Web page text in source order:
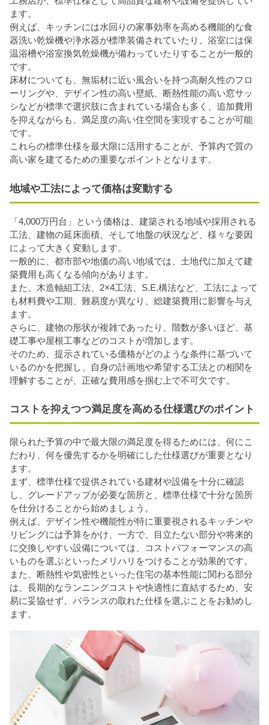
ます。
例えば、キッチンには水回りの家事効率を高める機能的な食
器洗い乾燥機や浄水器が標準装備されていたり、浴室には保
温浴槽や浴室換気乾燥機が備わっていたりすることが一般的
です。
床材についても、無垢材に近い風合いを持つ高耐久性のフロ
ーリングや、デザイン性の高い壁紙、断熱性能の高い窓サッ
シなどが標準で選択肢に含まれている場合も多く、追加費用
を抑えながらも、満足度の高い住空間を実現することが可能
です。
これらの標準仕様を最大限に活用することが、予算内で質の
高い家を建てるための重要なポイントとなります。
地域や工法によって価格は変動する
「4,000万円台」という価格は、建築される地域や採用される
工法、建物の延床面積、そして地盤の状況など、様々な要因
によって大きく変動します。
一般的に、都市部や地価の高い地域では、土地代に加えて建
築費用も高くなる傾向があります。
また、木造軸組工法、2×4工法、S.E.構法など、工法によって
も材料費や工期、難易度が異なり、総建築費用に影響を与え
ます。
さらに、建物の形状が複雑であったり、階数が多いほど、基
礎工事や屋根工事などのコストが増加します。
そのため、提示されている価格がどのような条件に基づいて
いるのかを把握し、自身の計画地や希望する工法との相関を
理解することが、正確な費用感を掴む上で不可欠です。
コストを抑えつつ満足度を高める仕様選びのポイント
限られた予算の中で最大限の満足度を得るためには、何にこ
だわり、何を優先するかを明確にした仕様選びが重要となり
ます。
まず、標準仕様で提供されている建材や設備を十分に確認
し、グレードアップが必要な箇所と、標準仕様で十分な箇所
を仕分けることから始めましょう。
例えば、デザイン性や機能性が特に重要視されるキッチンや
リビングには予算をかけ、一方で、目立たない部分や将来的
に交換しやすい設備については、コストパフォーマンスの高
いものを選ぶといったメリハリをつけることが効果的です。
また、断熱性や気密性といった住宅の基本性能に関わる部分
は、長期的なランニングコストや快適性に直結するため、安
易に妥協せず、バランスの取れた仕様を選ぶことをお勧めし
ます。